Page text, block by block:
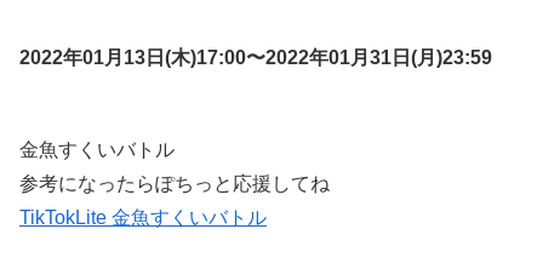
2022年01月13日(木)17:00〜2022年01月31日(月)23:59
金魚すくいバトル
参考になったらぽちっと応援してね
TikTokLite 金魚すくいバトル